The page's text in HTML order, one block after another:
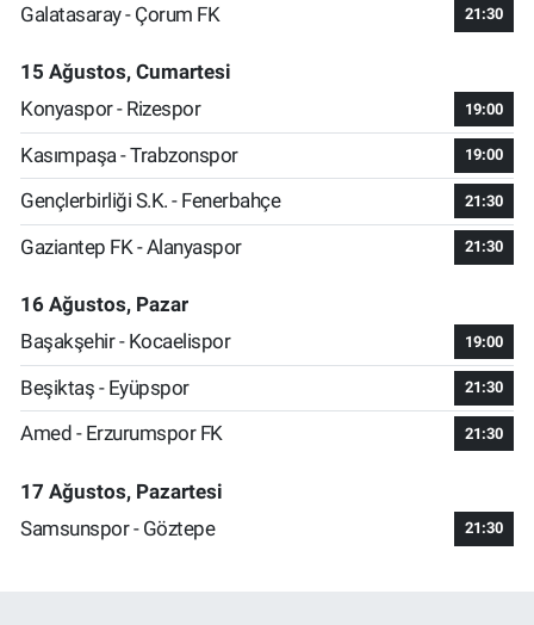
Galatasaray - Çorum FK
21:30
15 Ağustos, Cumartesi
Konyaspor - Rizespor
19:00
Kasımpaşa - Trabzonspor 19:00
Gençlerbirliği S.K. - Fenerbahçe 21:30
Gaziantep FK - Alanyaspor 21:30
16 Ağustos, Pazar
Başakşehir - Kocaelispor
19:00
Beşiktaş - Eyüpspor 21:30
Amed - Erzurumspor FK 21:30
17 Ağustos, Pazartesi
Samsunspor - Göztepe
21:30